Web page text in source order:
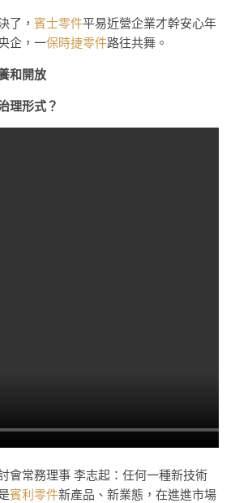
了， 賓士零件平易近營企業才幹安心年
企，一保時捷零件路往共舞。
和開放
理形式？
會常務理事 李志起：任何一種新技術
賓利零件新產品、新業態，在進進市場